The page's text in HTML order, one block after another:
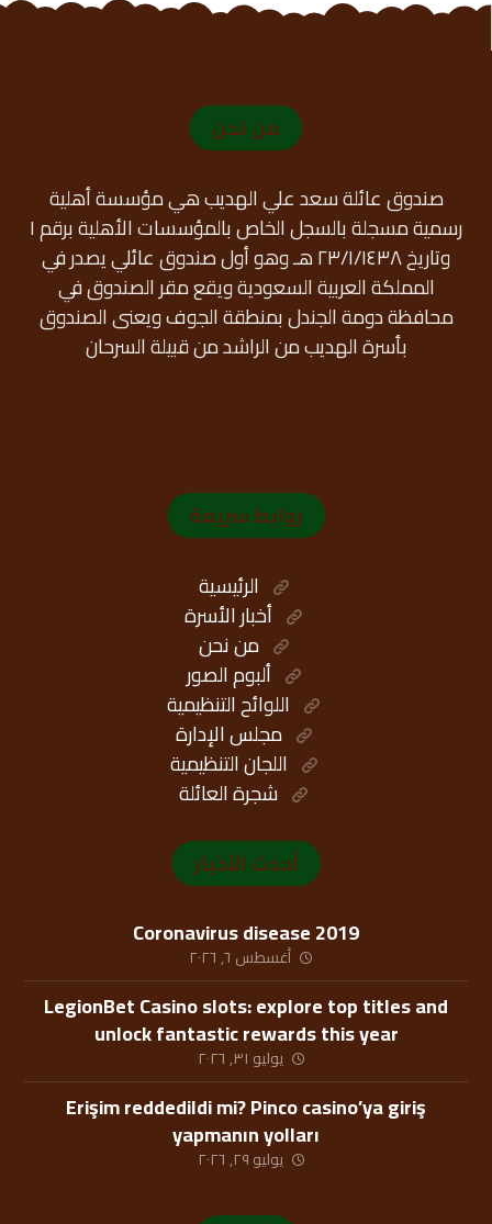
من نحن
صندوق عائلة سعد علي الهديب هي مؤسسة أهلية
رسمية مسجلة بالسجل الخاص بالمؤسسات الأهلية برقم ١
وتاريخ ٢٣/١/١٤٣٨ هـ وهو أول صندوق عائلي يصدر في
المملكة العربية السعودية ويقع مقر الصندوق في
محافظة دومة الجندل بمنطقة الجوف ويعنى الصندوق
بأسرة الهديب من الراشد من قبيلة السرحان
روابط سريعة
الرئيسية
أخبار الأسرة
من نحن
ألبوم الصور
اللوائح التنظيمية
مجلس الإدارة
اللجان التنظيمية
شجرة العائلة
أحدث الأخبار
Coronavirus disease 2019
أغسطس ٦, ٢٠٢٦
LegionBet Casino slots: explore top titles and
unlock fantastic rewards this year
يوليو ٣١, ٢٠٢٦
Erişim reddedildi mi? Pinco casino’ya giriş
yapmanın yolları
يوليو ٢٩, ٢٠٢٦